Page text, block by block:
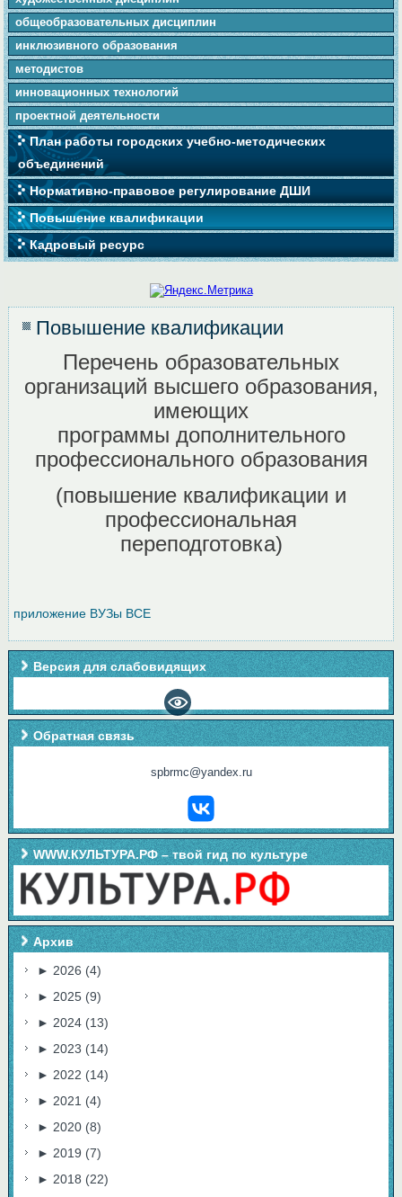
общеобразовательных дисциплин
инклюзивного образования
методистов
инновационных технологий
проектной деятельности
План работы городских учебно-методических
объединений
Нормативно-правовое регулирование ДШИ
Повышение квалификации
Кадровый ресурс
Повышение квалификации
Перечень образовательных
организаций высшего образования,
имеющих
программы дополнительного
профессионального образования
(повышение квалификации и
профессиональная
переподготовка)
приложение ВУЗы ВСЕ
Версия для слабовидящих
Обратная связь
spbrmc@yandex.ru
WWW.КУЛЬТУРА.РФ – твой гид по культуре
Архив
► 2026 (4)
► 2025 (9)
► 2024 (13)
► 2023 (14)
► 2022 (14)
► 2021 (4)
► 2020 (8)
► 2019 (7)
► 2018 (22)